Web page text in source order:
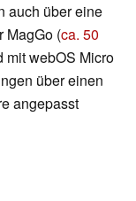
auch über eine
MagGo (ca. 50
mit webOS Micro
über einen
angepasst